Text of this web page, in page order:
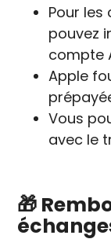
Pour les
pouvez
compte
Apple
Vous
avec le
🎁